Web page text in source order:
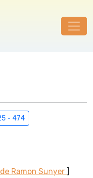
- 474
Ramon Sunyer ]